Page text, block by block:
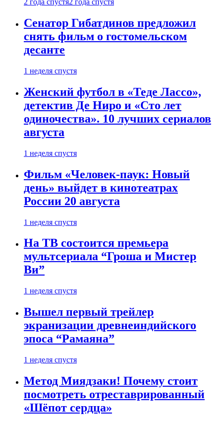
2 года спустя2 года спустя
Сенатор Гибатдинов предложил
снять фильм о гостомельском
десанте
1 неделя спустя
Женский футбол в «Теде Лассо»,
детектив Де Ниро и «Сто лет
одиночества». 10 лучших сериалов
августа
1 неделя спустя
Фильм «Человек-паук: Новый
день» выйдет в кинотеатрах
России 20 августа
1 неделя спустя
На ТВ состоится премьера
мультсериала “Гроша и Мистер
Ви”
1 неделя спустя
Вышел первый трейлер
экранизации древнеиндийского
эпоса “Рамаяна”
1 неделя спустя
Метод Миядзаки! Почему стоит
посмотреть отреставрированный
«Шёпот сердца»